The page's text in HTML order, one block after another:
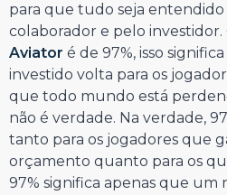
para que tudo seja
colaborador e pelo investidor.
Aviator é de 97%, isso
investido volta para os
que todo mundo está
não é verdade. Na verdade,
tanto para os jogadores que
orçamento quanto para os
97% significa apenas que